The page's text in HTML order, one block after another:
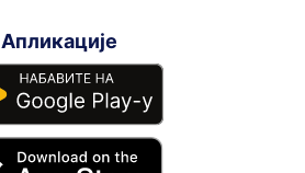
Апликације